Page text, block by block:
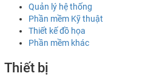
Quản lý hệ thống
Phần mềm Kỹ thuật
Thiết kế đồ họa
Phần mềm khác
Thiết bị